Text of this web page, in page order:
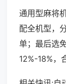
通用型麻将
配全机型，
单；最后选
12%-18%，